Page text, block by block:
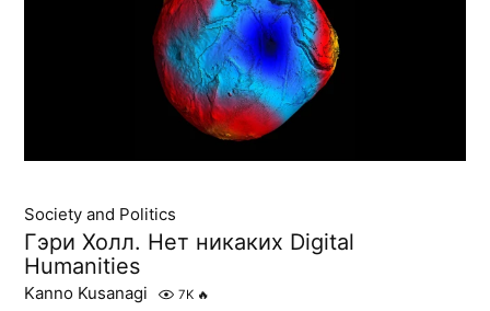
Society and Politics
Гэри Холл. Нет никаких Digital
Humanities
Kanno Kusanagi 7K 🔥